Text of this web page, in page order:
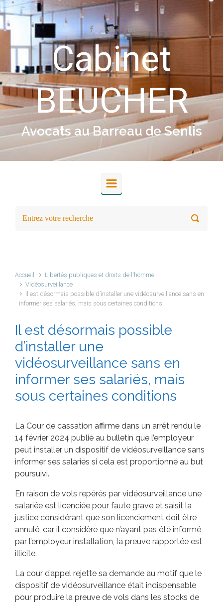
Skip to main content
Cabinet
BEUCHER
Avocats au Barreau de Senlis
Accueil
Libertés publiques et droits de l'homme
Vidéosurveillance
Il est désormais possible d’installer une vidéosurveillance sans en
informer ses salariés, mais sous certaines conditions
Il est désormais possible
d’installer une
vidéosurveillance sans en
informer ses salariés, mais
sous certaines conditions
La Cour de cassation affirme dans un arrêt rendu le
14 février 2024 publié au bulletin que l’employeur
peut installer un dispositif de vidéosurveillance sans
informer ses salariés si cela est proportionné au but
poursuivi.
En raison de vols repérés par vidéosurveillance une
salariée est licenciée pour faute grave et saisit la
justice considérant que son licenciement doit être
annulé, car il considère que n’ayant pas été informé
par l’employeur installation, la preuve rapportée est
illicite.
La cour d’appel rejette sa demande au motif que le
dispositif de vidéosurveillance était indispensable
pour produire la preuve de vols dans les stocks de